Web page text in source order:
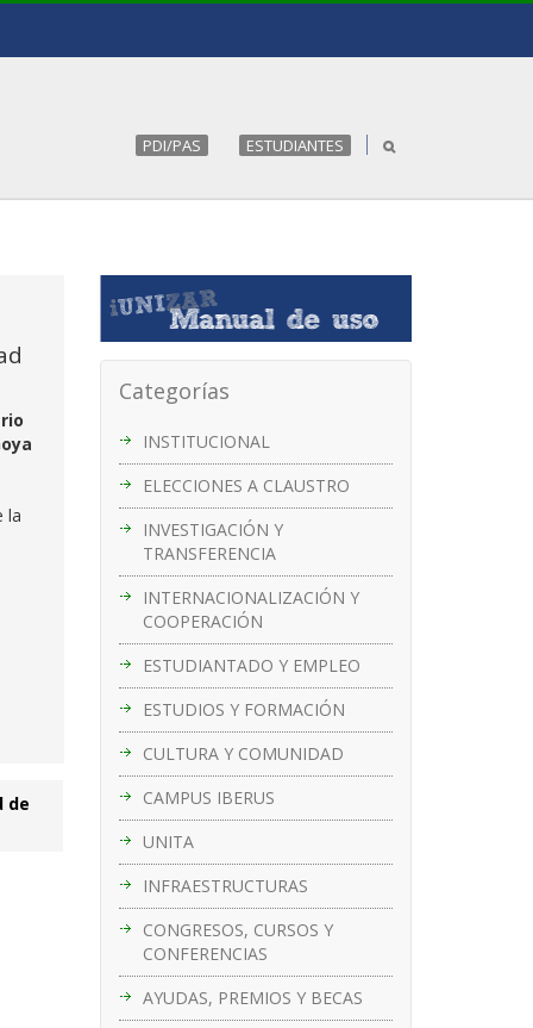
PDI/PAS ESTUDIANTES
Categorías
INSTITUCIONAL
ELECCIONES A CLAUSTRO
INVESTIGACIÓN Y
TRANSFERENCIA
INTERNACIONALIZACIÓN Y
COOPERACIÓN
ESTUDIANTADO Y EMPLEO
ESTUDIOS Y FORMACIÓN
CULTURA Y COMUNIDAD
CAMPUS IBERUS
UNITA
INFRAESTRUCTURAS
CONGRESOS, CURSOS Y
CONFERENCIAS
AYUDAS, PREMIOS Y BECAS
la
de